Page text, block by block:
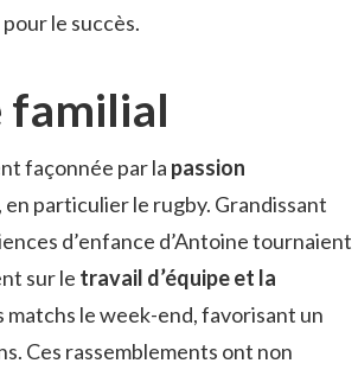
le succès.
familial
façonnée par la passion
particulier le rugby. Grandissant
d’enfance d’Antoine tournaient
sur le travail d’équipe et la
matchs le week-end, favorisant un
Ces rassemblements ont non